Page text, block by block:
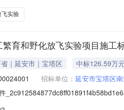
飞实验
育和野化放飞实验项目施工
｜延安市｜宝塔区
中标126.59万
招标单位： 延安市宝塔区